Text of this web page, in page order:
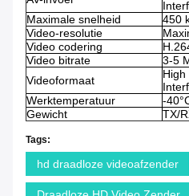
Maximale snelheid
450
Video-resolutie
Video codering
Video bitrate
3-5
Videoformaat
High
Werktemperatuur
-
Gewicht
TX/
Tags:
hd draadloze videoafzender